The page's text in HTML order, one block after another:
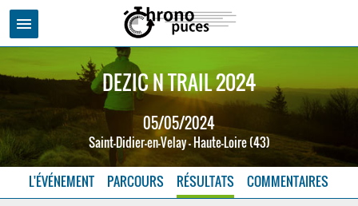
menu
DEZIC N TRAIL 2024
05/05/2024
Saint-Didier-en-Velay - Haute-Loire (43)
L'ÉVÉNEMENT PARCOURS RÉSULTATS COMMENTAIRES